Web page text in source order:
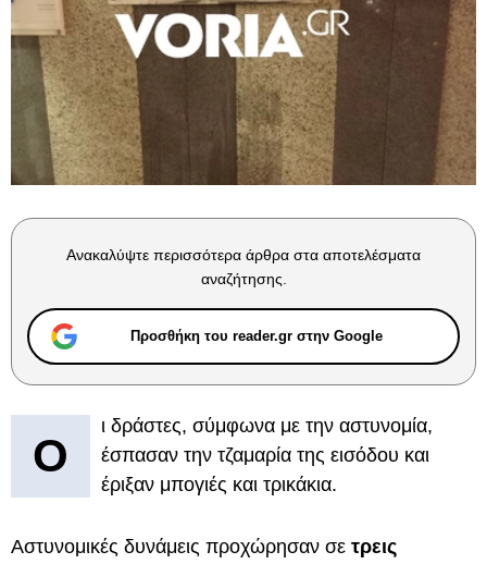
Ανακαλύψτε περισσότερα άρθρα στα αποτελέσματα
αναζήτησης.
Προσθήκη του reader.gr στην Google
Ο
ι δράστες, σύμφωνα με την αστυνομία,
έσπασαν την τζαμαρία της εισόδου και
έριξαν μπογιές και τρικάκια.
Αστυνομικές δυνάμεις προχώρησαν σε τρεις